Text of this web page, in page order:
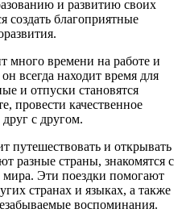
и развитию своих
создать благоприятные
много времени на работе и
всегда находит время для
и отпуски становятся
провести качественное
с другом.
путешествовать и открывать
разные страны, знакомятся с
Эти поездки помогают
странах и языках, а также
воспоминания.